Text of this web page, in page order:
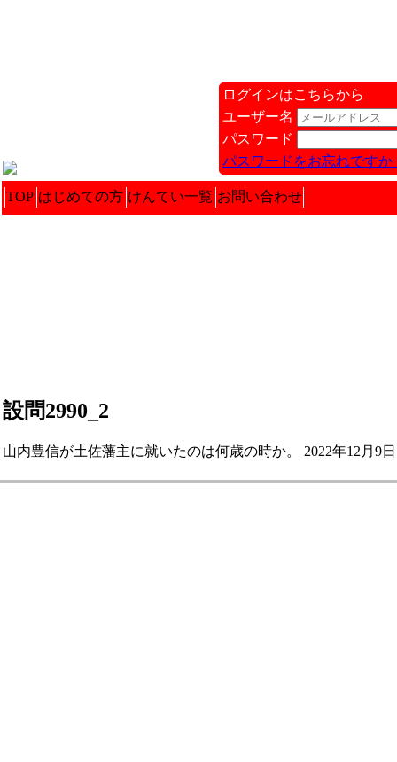
ログインはこちらから
ユーザー名
パスワード
パスワードをお忘れですか
TOP はじめての方 けんてい一覧 お問い合わせ
設問2990_2
山内豊信が土佐藩主に就いたのは何歳の時か。 2022年12月9日